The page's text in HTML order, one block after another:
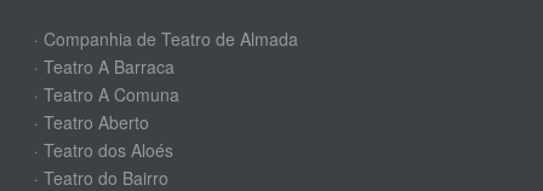
· Companhia de Teatro de Almada
· Teatro A Barraca
· Teatro A Comuna
· Teatro Aberto
· Teatro dos Aloés
· Teatro do Bairro